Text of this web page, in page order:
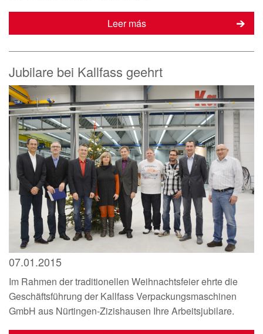
Leer más
Jubilare bei Kallfass geehrt
07.01.2015
Im Rahmen der traditionellen Weihnachtsfeier ehrte die
Geschäftsführung der Kallfass Verpackungsmaschinen
GmbH aus Nürtingen-Zizishausen Ihre Arbeitsjubilare.